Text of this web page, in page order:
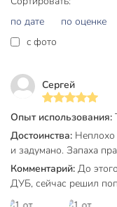
Время полного
Рекомендуемое
Страна производства
Тип
Основа
Степень глянца
Концентрат
по дате
по оценке
c фото
Сергей
Опыт использования:
Достоинства: Неплохо
и задумано. Запаха
Комментарий: До
ДУБ, сейчас решил